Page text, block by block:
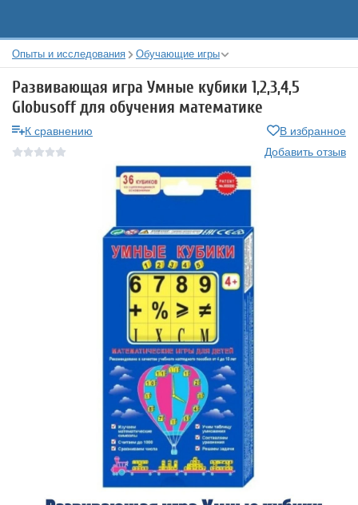
Опыты и исследования Обучающие игры
Развивающая игра Умные кубики 1,2,3,4,5
Globusoff для обучения математике
К сравнению
В избранное
Добавить отзыв